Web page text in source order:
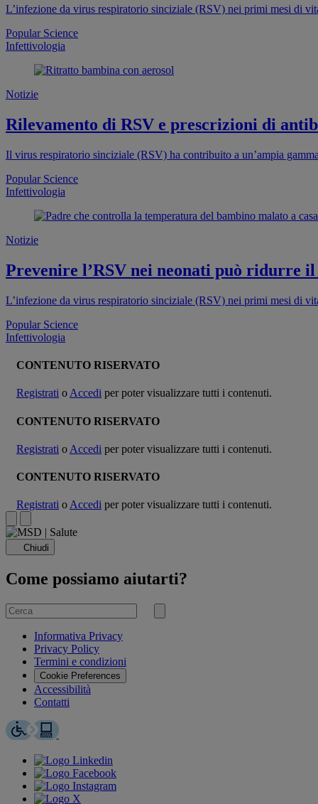
L’infezione da virus respiratorio sinciziale (RSV) nei primi mesi di
Popular Science
Infettivologia
Notizie
Rilevamento di RSV e prescrizioni di
Il virus respiratorio sinciziale (RSV) ha contribuito a un’ampia
Popular Science
Infettivologia
Notizie
Prevenire l’RSV nei neonati può ridurre
L’infezione da virus respiratorio sinciziale (RSV) nei primi mesi di
Popular Science
Infettivologia
CONTENUTO RISERVATO
Registrati o Accedi per poter visualizzare tutti i contenuti.
CONTENUTO RISERVATO
Registrati o Accedi per poter visualizzare tutti i contenuti.
CONTENUTO RISERVATO
Registrati oAccedi per poter visualizzare tutti i contenuti.
Chiudi
Come possiamo aiutarti?
Cerca
per
Invia
Informativa Privacy
Privacy Policy
Termini e condizioni
Cookie Preferences
Accessibilità
Contatti